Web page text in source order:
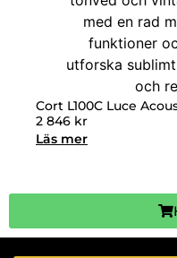
Cort L100C Luce
2 846 kr
Läs mer